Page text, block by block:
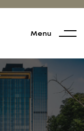
Menu